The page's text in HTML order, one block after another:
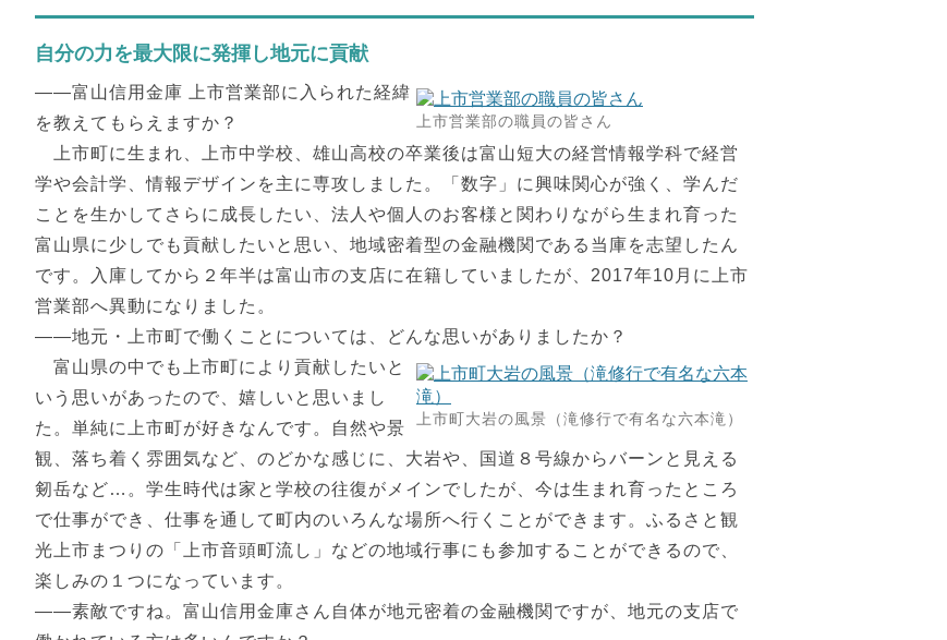
自分の力を最大限に発揮し地元に貢献
上市営業部の職員の皆さん
――富山信用金庫 上市営業部に入られた経緯
を教えてもらえますか？
上市町に生まれ、上市中学校、雄山高校の卒業後は富山短大の経営情報学科で経営
学や会計学、情報デザインを主に専攻しました。「数字」に興味関心が強く、学んだ
ことを生かしてさらに成長したい、法人や個人のお客様と関わりながら生まれ育った
富山県に少しでも貢献したいと思い、地域密着型の金融機関である当庫を志望したん
です。入庫してから２年半は富山市の支店に在籍していましたが、2017年10月に上市
営業部へ異動になりました。
――地元・上市町で働くことについては、どんな思いがありましたか？
上市町大岩の風景（滝修行で有名な六本滝）
富山県の中でも上市町により貢献したいと
いう思いがあったので、嬉しいと思いまし
た。単純に上市町が好きなんです。自然や景
観、落ち着く雰囲気など、のどかな感じに、大岩や、国道８号線からバーンと見える
剱岳など…。学生時代は家と学校の往復がメインでしたが、今は生まれ育ったところ
で仕事ができ、仕事を通して町内のいろんな場所へ行くことができます。ふるさと観
光上市まつりの「上市音頭町流し」などの地域行事にも参加することができるので、
楽しみの１つになっています。
――素敵ですね。富山信用金庫さん自体が地元密着の金融機関ですが、地元の支店で